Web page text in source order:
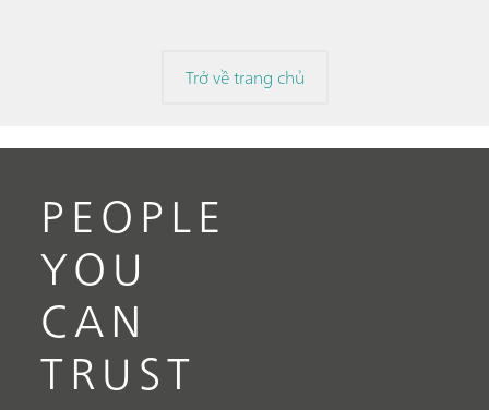
Trở về trang chủ
PEOPLE
YOU
CAN
TRUST